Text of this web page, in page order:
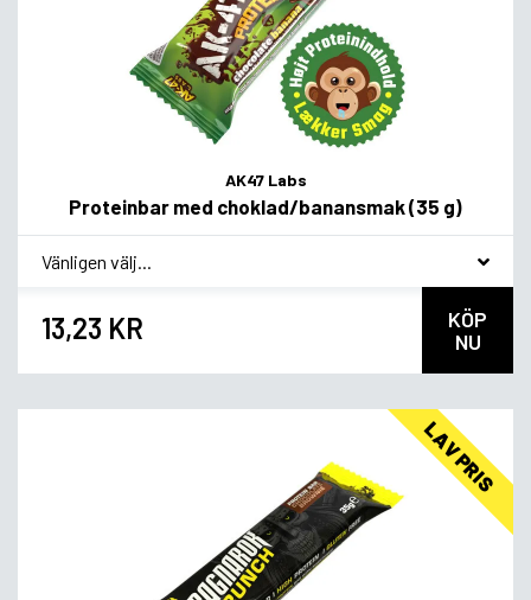
AK47 Labs
Proteinbar med choklad/banansmak (35 g)
* Smagsvariant
13,23 KR
KÖP
NU
LAV PRIS